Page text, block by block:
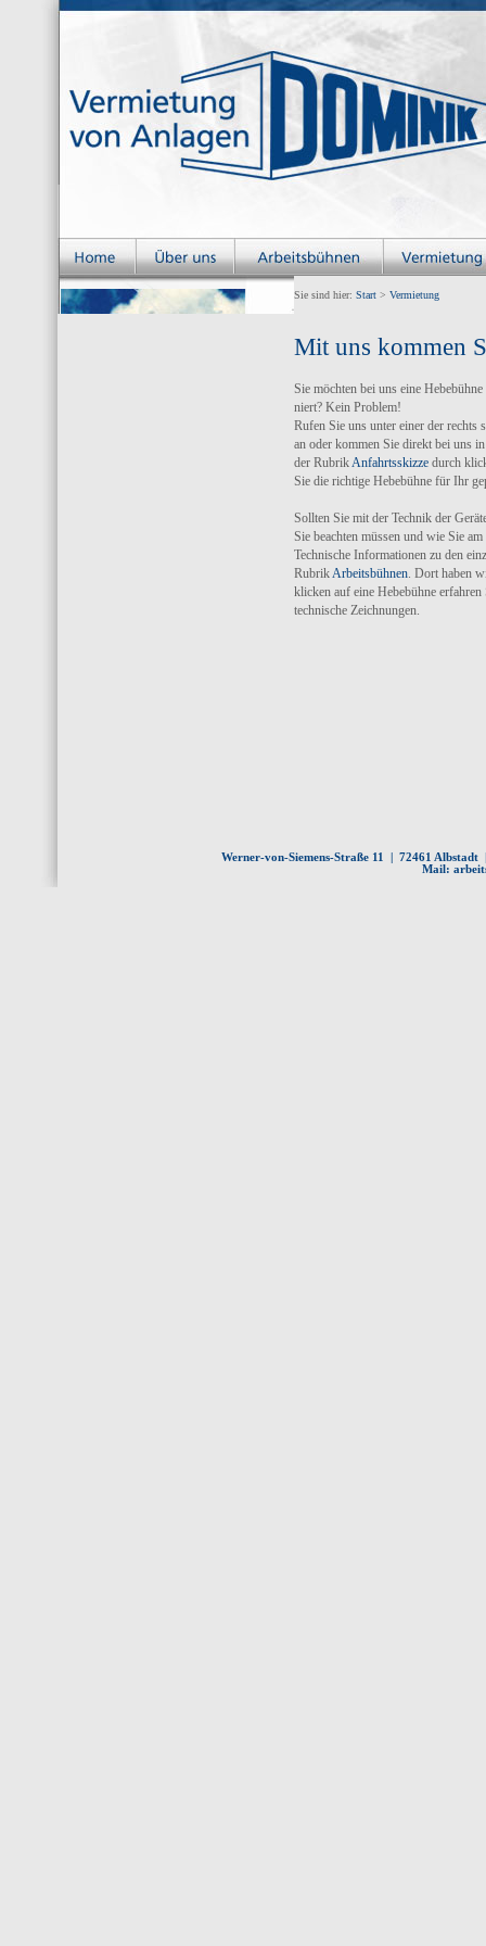
Sie sind hier: Start > Vermietung
Mit uns kommen
Sie möchten bei uns eine
niert? Kein Problem!
Rufen Sie uns unter einer der rechts
an oder kommen Sie direkt bei uns
der RubrikAnfahrtsskizze durch
Sie die richtige Hebebühne für Ihr
Sollten Sie mit der Technik der
Sie beachten müssen und wie Sie
Technische Informationen zu den
RubrikArbeitsbühnen. Dort haben
klicken auf eine Hebebühne
technische Zeichnungen.
Werner-von-Siemens-Straße 11 | 72461
Mail: